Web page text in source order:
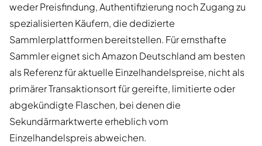
weder Preisfindung, Authentifizierung noch Zugang zu
spezialisierten Käufern, die dedizierte
Sammlerplattformen bereitstellen. Für ernsthafte
Sammler eignet sich Amazon Deutschland am besten
als Referenz für aktuelle Einzelhandelspreise, nicht als
primärer Transaktionsort für gereifte, limitierte oder
abgekündigte Flaschen, bei denen die
Sekundärmarktwerte erheblich vom
Einzelhandelspreis abweichen.